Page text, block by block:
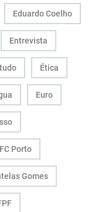
Eduardo Coelho
Entrevista
Ética
Euro
FC Porto
Gomes